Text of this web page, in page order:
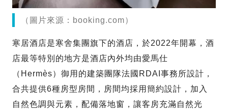
（圖片來源：booking.com）
寒居酒店是寒舍集團旗下的酒店，於2022年開幕，酒
店最等特別的地方是酒店內外均由愛馬仕
（Hermès）御用的建築團隊法國RDAI事務所設計，
合共提供6種房型房間，房間均採用簡約設計，加入
自然色調與元素，配備落地窗，讓客房充滿自然光